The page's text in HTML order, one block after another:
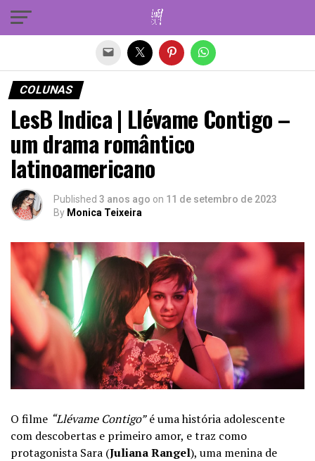
COLUNAS
LesB Indica | Llévame Contigo –
um drama romântico
latinoamericano
Published 3 anos ago on 11 de setembro de 2023
By Monica Teixeira
O filme “Llévame Contigo”é uma história adolescente
com descobertas e primeiro amor, e traz como
protagonista Sara (Juliana Rangel), uma menina de
Sair da versão mobile